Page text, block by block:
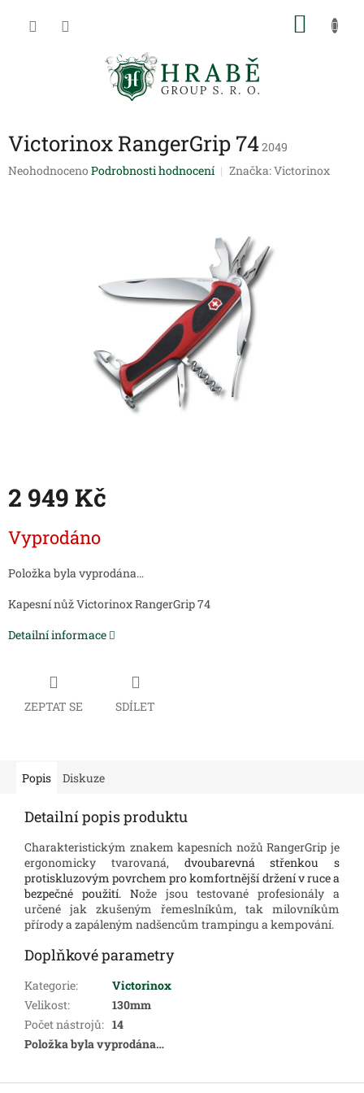
Victorinox RangerGrip 742049
Průměrné
Neohodnoceno Podrobnosti hodnocení Značka:Victorinox
2 949 Kč
cena:
Vyprodáno
Položka byla vyprodána…
Kapesní nůžVictorinox RangerGrip 74
Detailní informace
ZEPTAT SE SDÍLET
Popis Diskuze
Detailní popis produktu
Charakteristickým znakem kapesních nožů RangerGrip je
ergonomicky tvarovaná, dvoubarevná střenkou s
protiskluzovým povrchem pro komfortnější držení v ruce a
bezpečné použití. Nože jsou testované profesionály a
určené jak zkušeným řemeslníkům, tak milovníkům
přírody a zapáleným nadšencům trampingu a kempování.
Doplňkové parametry
Kategorie:
Victorinox
Velikost:
130mm
Počet nástrojů: 14
Položka byla vyprodána…